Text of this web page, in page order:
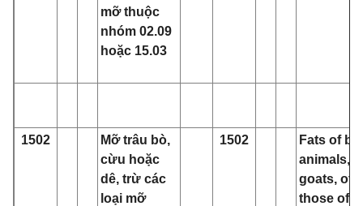
mỡ thuộc
nhóm 02.09
hoặc 15.03
1502
Mỡ trâu bò,
cừu hoặc
dê, trừ các
loại mỡ
1502
Fats of
animals,
goats,
those of